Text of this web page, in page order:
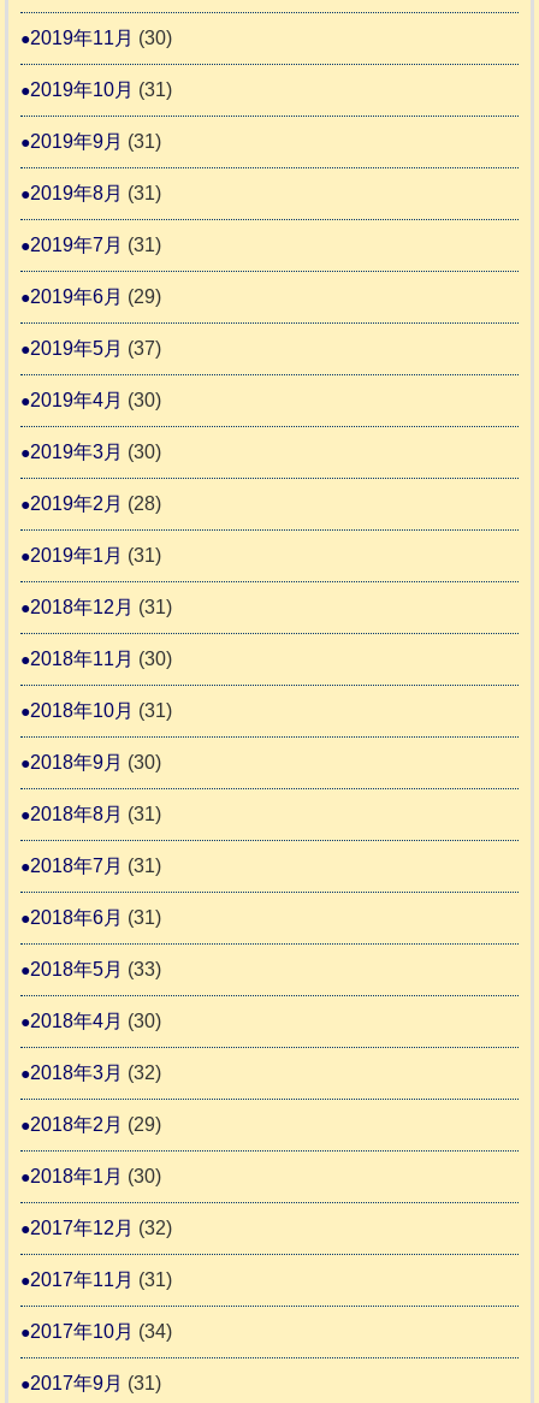
2019年11月 (30)
2019年10月 (31)
2019年9月 (31)
2019年8月 (31)
2019年7月 (31)
2019年6月 (29)
2019年5月 (37)
2019年4月 (30)
2019年3月 (30)
2019年2月 (28)
2019年1月 (31)
2018年12月 (31)
2018年11月 (30)
2018年10月 (31)
2018年9月 (30)
2018年8月 (31)
2018年7月 (31)
2018年6月 (31)
2018年5月 (33)
2018年4月 (30)
2018年3月 (32)
2018年2月 (29)
2018年1月 (30)
2017年12月 (32)
2017年11月 (31)
2017年10月 (34)
2017年9月 (31)